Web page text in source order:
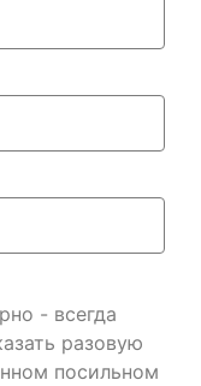
- всегда
разовую
посильном